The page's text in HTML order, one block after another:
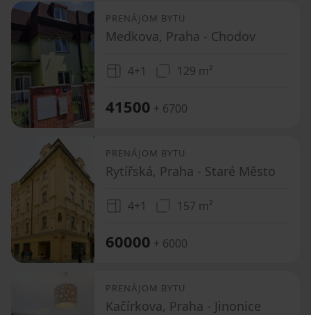
PRENÁJOM BYTU
Medkova, Praha - Chodov
4+1 129 m²
41500 + 6700
PRENÁJOM BYTU
Rytířská, Praha - Staré Město
4+1 157 m²
60000 + 6000
PRENÁJOM BYTU
Kačírkova, Praha - Jinonice